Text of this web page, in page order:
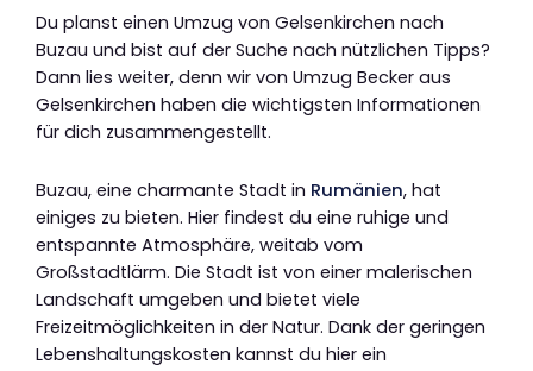
Du planst einen Umzug von Gelsenkirchen nach
Buzau und bist auf der Suche nach nützlichen Tipps?
Dann lies weiter, denn wir von Umzug Becker aus
Gelsenkirchen haben die wichtigsten Informationen
für dich zusammengestellt.
Buzau, eine charmante Stadt in Rumänien, hat
einiges zu bieten. Hier findest du eine ruhige und
entspannte Atmosphäre, weitab vom
Großstadtlärm. Die Stadt ist von einer malerischen
Landschaft umgeben und bietet viele
Freizeitmöglichkeiten in der Natur. Dank der geringen
Lebenshaltungskosten kannst du hier ein